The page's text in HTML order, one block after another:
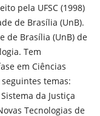
pela UFSC (1998)
de Brasília (UnB).
de Brasília (UnB) de
Tem
em Ciências
temas:
da Justiça
Tecnologias de